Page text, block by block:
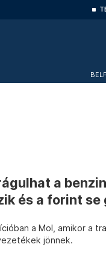
a
és a forint se
a Mol, amikor a
jönnek.